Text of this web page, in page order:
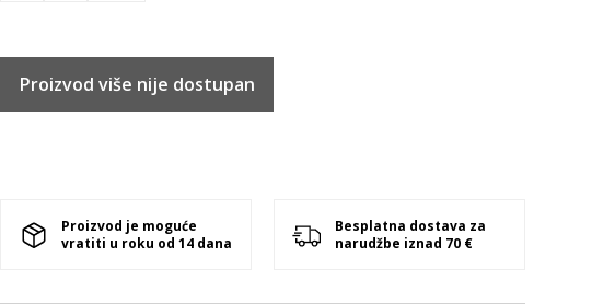
Proizvod više nije dostupan
Proizvod je moguće
vratiti u roku od 14 dana
Besplatna dostava za
narudžbe iznad 70 €